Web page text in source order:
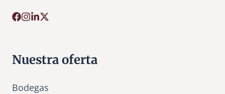
Nuestra oferta
Bodegas